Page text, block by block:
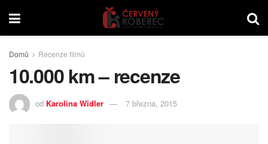
Domů Recenze filmů
10.000 km – recenze
od Karolina Widler 7 března, 2015